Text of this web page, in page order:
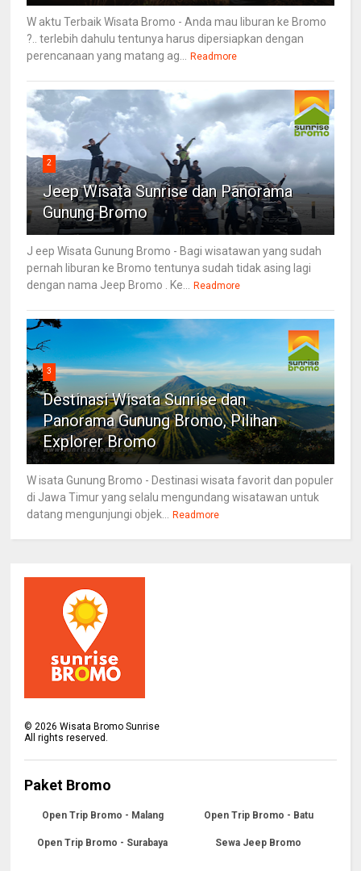
W aktu Terbaik Wisata Bromo - Anda mau liburan ke Bromo
?.. terlebih dahulu tentunya harus dipersiapkan dengan
perencanaan yang matang ag...
Readmore
2
Jeep Wisata Sunrise dan Panorama
Gunung Bromo
J eep Wisata Gunung Bromo - Bagi wisatawan yang sudah
pernah liburan ke Bromo tentunya sudah tidak asing lagi
dengan nama Jeep Bromo . Ke...
Readmore
3
Destinasi Wisata Sunrise dan
Panorama Gunung Bromo, Pilihan
Explorer Bromo
W isata Gunung Bromo - Destinasi wisata favorit dan populer
di Jawa Timur yang selalu mengundang wisatawan untuk
datang mengunjungi objek...
Readmore
© 2026 Wisata Bromo Sunrise
All rights reserved.
Paket Bromo
Open Trip Bromo - Malang Open Trip Bromo - Batu
Open Trip Bromo - Surabaya Sewa Jeep Bromo